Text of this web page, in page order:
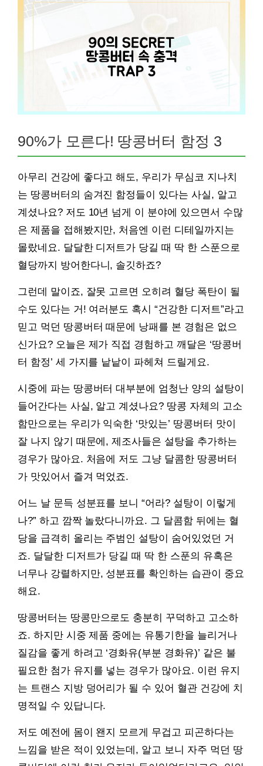
90%가 모른다! 땅콩버터 함정 3
아무리 건강에 좋다고 해도, 우리가 무심코 지나치
는 땅콩버터의 숨겨진 함정들이 있다는 사실, 알고
계셨나요? 저도 10년 넘게 이 분야에 있으면서 수많
은 제품을 접해봤지만, 처음엔 이런 디테일까지는
몰랐네요. 달달한 디저트가 당길 때 딱 한 스푼으로
혈당까지 방어한다니, 솔깃하죠?
그런데 말이죠, 잘못 고르면 오히려 혈당 폭탄이 될
수도 있다는 거! 여러분도 혹시 “건강한 디저트”라고
믿고 먹던 땅콩버터 때문에 낭패를 본 경험은 없으
신가요? 오늘은 제가 직접 경험하고 깨달은 ‘땅콩버
터 함정’ 세 가지를 낱낱이 파헤쳐 드릴게요.
시중에 파는 땅콩버터 대부분에 엄청난 양의 설탕이
들어간다는 사실, 알고 계셨나요? 땅콩 자체의 고소
함만으로는 우리가 익숙한 ‘맛있는’ 땅콩버터 맛이
잘 나지 않기 때문에, 제조사들은 설탕을 추가하는
경우가 많아요. 처음에 저도 그냥 달콤한 땅콩버터
가 맛있어서 즐겨 먹었죠.
어느 날 문득 성분표를 보니 “어라? 설탕이 이렇게
나?” 하고 깜짝 놀랐다니까요. 그 달콤함 뒤에는 혈
당을 급격히 올리는 주범인 설탕이 숨어있었던 거
죠. 달달한 디저트가 당길 때 딱 한 스푼의 유혹은
너무나 강렬하지만, 성분표를 확인하는 습관이 중요
해요.
땅콩버터는 땅콩만으로도 충분히 꾸덕하고 고소하
죠. 하지만 시중 제품 중에는 유통기한을 늘리거나
질감을 좋게 하려고 ‘경화유(부분 경화유)’ 같은 불
필요한 첨가 유지를 넣는 경우가 많아요. 이런 유지
는 트랜스 지방 덩어리가 될 수 있어 혈관 건강에 치
명적일 수 있답니다.
저도 예전에 몸이 왠지 모르게 무겁고 피곤하다는
느낌을 받은 적이 있었는데, 알고 보니 자주 먹던 땅